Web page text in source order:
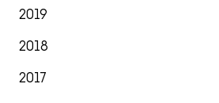
2019
2018
2017